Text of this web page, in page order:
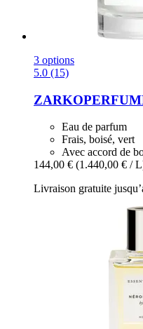
3 options
5.0 (15)
Eau de parfum
Frais, boisé, vert
Avec accord de
144,00 € (1.440,00 € /
Livraison gratuite